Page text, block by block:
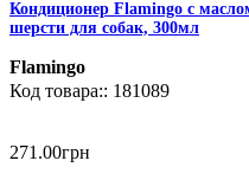
Кондиционер Flamingo с
шерсти для собак, 300мл
Flamingo
181089
271 .00грн